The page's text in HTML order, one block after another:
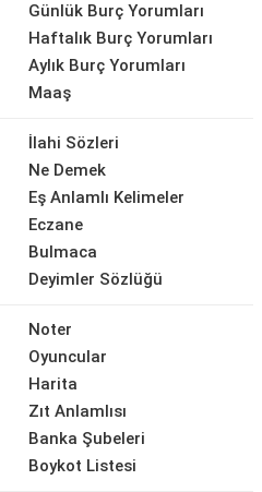
Günlük Burç Yorumları
Haftalık Burç Yorumları
Aylık Burç Yorumları
Maaş
İlahi Sözleri
Ne Demek
Eş Anlamlı Kelimeler
Eczane
Bulmaca
Deyimler Sözlüğü
Noter
Oyuncular
Harita
Zıt Anlamlısı
Banka Şubeleri
Boykot Listesi